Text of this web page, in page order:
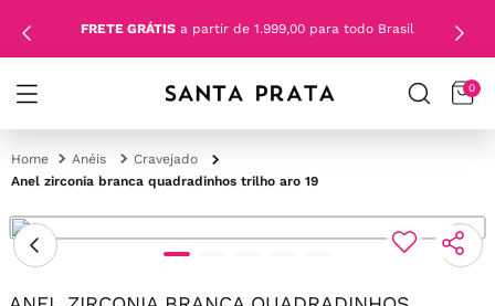
FRETE GRÁTIS a partir de 1.999,00 para todo Brasil
0
Anéis
Cravejado
Anel zirconia branca quadradinhos trilho aro 19